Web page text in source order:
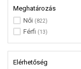
Meghatározás
Női (822)
Férfi (13)
Elérhetőség